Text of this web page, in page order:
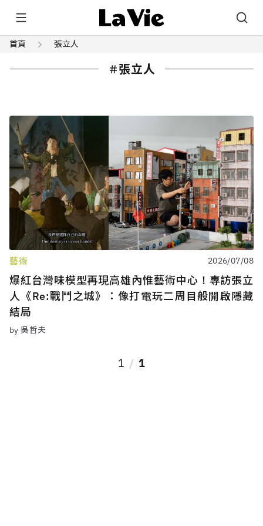
首頁 張立人
張立人
藝術 2026/07/08
爆紅台灣味模型再現高雄內惟藝術中心！專訪張立
人《Re:戰鬥之城》：像打電玩二周目般開啟隱藏
結局
by 吳哲夫
1 1